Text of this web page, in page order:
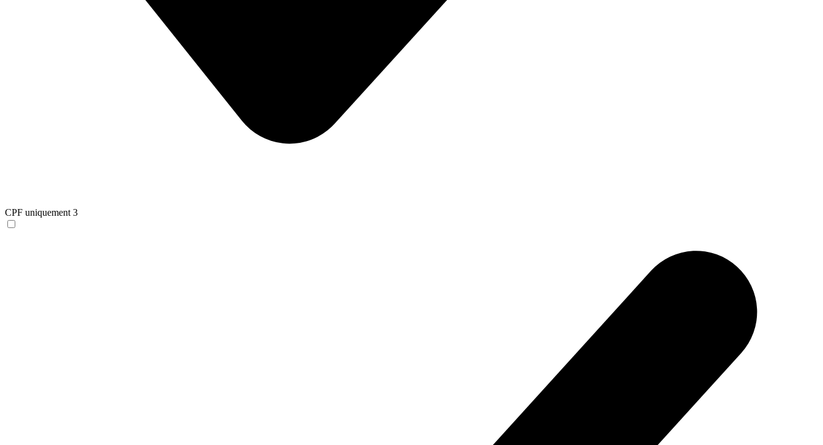
CPF uniquement 3